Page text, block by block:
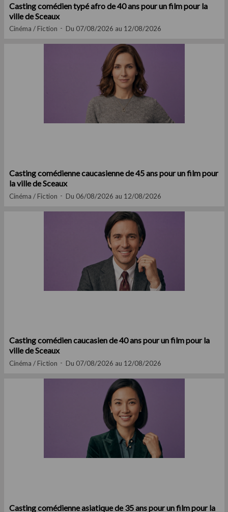
Casting comédien typé afro de 40 ans pour un film pour la
ville de Sceaux
Cinéma / Fiction Du 07/08/2026 au 12/08/2026
Casting comédienne caucasienne de 45 ans pour un film pour
la ville de Sceaux
Cinéma / Fiction Du 06/08/2026 au 12/08/2026
Casting comédien caucasien de 40 ans pour un film pour la
ville de Sceaux
Cinéma / Fiction Du 07/08/2026 au 12/08/2026
Casting comédienne asiatique de 35 ans pour un film pour la